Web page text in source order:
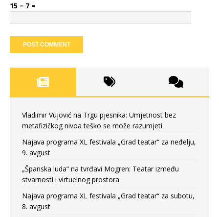
15 − 7 =
Vladimir Vujović na Trgu pjesnika: Umjetnost bez
metafizičkog nivoa teško se može razumjeti
Najava programa XL festivala „Grad teatar“ za neđelju,
9. avgust
„Španska luda“ na tvrđavi Mogren: Teatar između
stvarnosti i virtuelnog prostora
Najava programa XL festivala „Grad teatar“ za subotu,
8. avgust